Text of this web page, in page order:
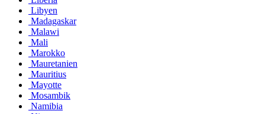
Libyen
Madagaskar
Malawi
Mali
Marokko
Mauretanien
Mauritius
Mayotte
Mosambik
Namibia